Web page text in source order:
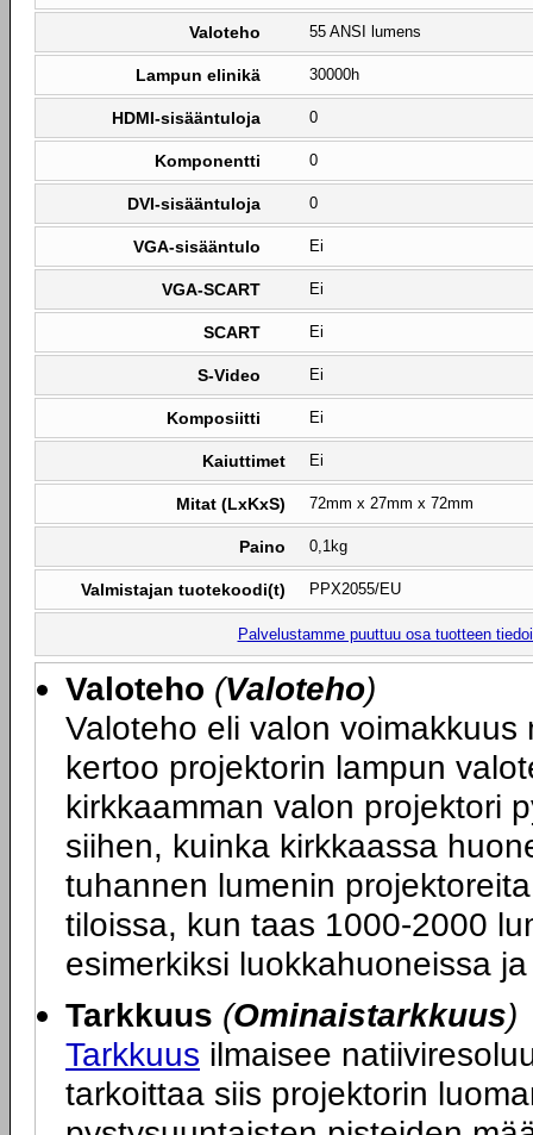
Valoteho 55 ANSI lumens
Lampun elinikä 30000h
HDMI-sisääntuloja 0
Komponentti 0
DVI-sisääntuloja 0
VGA-sisääntulo Ei
VGA-SCART Ei
SCART Ei
S-Video Ei
Komposiitti Ei
Kaiuttimet Ei
Mitat (LxKxS) 72mm x 27mm x 72mm
Paino 0,1kg
Valmistajan tuotekoodi(t) PPX2055/EU
Palvelustamme puuttuu osa tuotteen
Valoteho (Valoteho)
Valoteho eli valon
kertoo projektorin lampun
kirkkaamman valon projektori
siihen, kuinka kirkkaassa
tuhannen lumenin
tiloissa, kun taas 1000-2000
esimerkiksi luokkahuoneissa
Tarkkuus (Ominaistarkkuus)
Tarkkuus ilmaisee
tarkoittaa siis projektorin